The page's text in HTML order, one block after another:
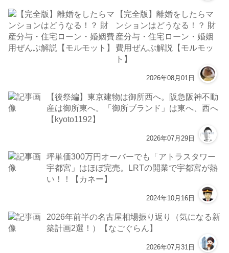
【完全版】離婚をしたらマ
ンションはどうなる！？ 財
産分与・住宅ローン・婚姻
費用ぜんぶ解説【モルモッ
ト】
2026年08月01日
【後祭編】東京建物は御所西へ。阪急阪神不動
産は御所東へ。「御所ブランド」は東へ、西へ
【kyoto1192】
2026年07月29日
坪単価300万円オーバーでも「アトラスタワー
宇都宮」はほぼ完売。LRTの開業で宇都宮が熱
い！！【カネー】
2024年10月16日
2026年前半の名古屋相場振り返り（気になる新
築計画2選！）【なごぐらん】
2026年07月31日